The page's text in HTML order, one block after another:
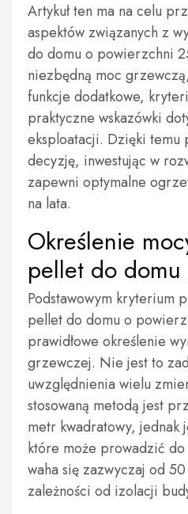
Artykuł ten ma na celu
aspektów związanych z
do domu o powierzchni
niezbędną moc
funkcje dodatkowe,
praktyczne wskazówki
eksploatacji. Dzięki temu
decyzję, inwestując w
zapewni optymalne
na lata.
Określenie
pellet do
Podstawowym kryterium
pellet do domu o
prawidłowe określenie
grzewczej. Nie jest to
uwzględnienia wielu
stosowaną metodą jest
metr kwadratowy, jednak
które może prowadzić do
waha się zazwyczaj od
zależności od izolacji